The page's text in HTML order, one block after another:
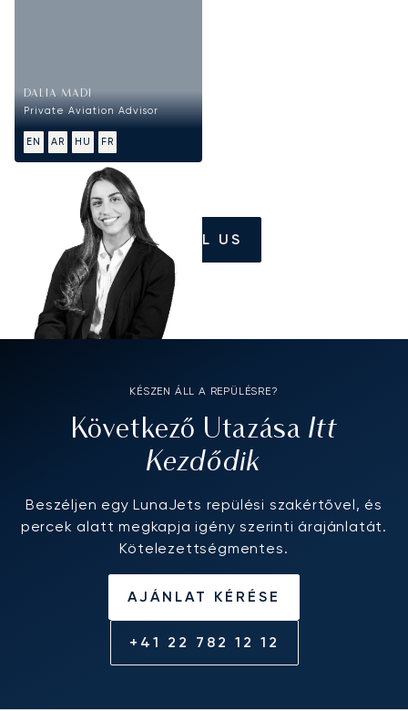
DALIA MADI
Private Aviation Advisor
EN AR HU FR
CALL US
KÉSZEN ÁLL A REPÜLÉSRE?
Következő Utazása Itt
Kezdődik
Beszéljen egy LunaJets repülési szakértővel, és
percek alatt megkapja igény szerinti árajánlatát.
Kötelezettségmentes.
AJÁNLAT KÉRÉSE
+41 22 782 12 12